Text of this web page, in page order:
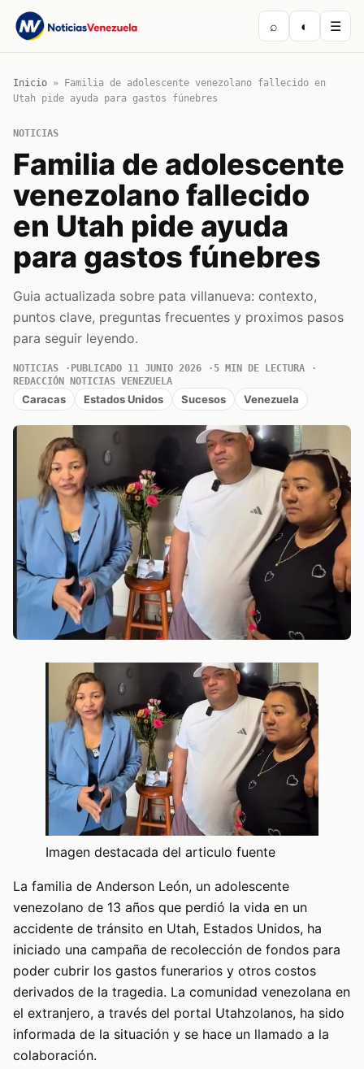
⌕ ◐ ☰
Inicio »
Familia de adolescente venezolano fallecido en
Utah pide ayuda para gastos fúnebres
NOTICIAS
Familia de adolescente
venezolano fallecido
en Utah pide ayuda
para gastos fúnebres
Guia actualizada sobre pata villanueva: contexto,
puntos clave, preguntas frecuentes y proximos pasos
para seguir leyendo.
NOTICIAS PUBLICADO 11 JUNIO 2026
5 MIN DE LECTURA
REDACCIÓN NOTICIAS VENEZUELA
Caracas Estados Unidos Sucesos Venezuela
Imagen destacada del articulo fuente
La familia de Anderson León, un adolescente
venezolano de 13 años que perdió la vida en un
accidente de tránsito en Utah, Estados Unidos, ha
iniciado una campaña de recolección de fondos para
poder cubrir los gastos funerarios y otros costos
derivados de la tragedia. La comunidad venezolana en
el extranjero, a través del portal Utahzolanos, ha sido
informada de la situación y se hace un llamado a la
colaboración.